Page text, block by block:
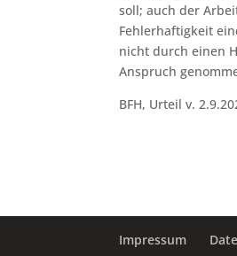
soll; auch der
Fehlerhaftigkeit
nicht durch einen
Anspruch
BFH, Urteil v.
Impressum